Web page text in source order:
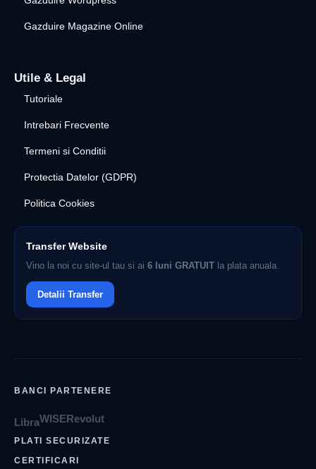
Gazduire Magazine Online
Utile & Legal
Tutoriale
Intrebari Frecvente
Termeni si Conditii
Protectia Datelor (GDPR)
Politica Cookies
Transfer Website
Vino la noi cu site-ul tau si ai 6 luni GRATUIT la plata anuala.
Detalii Transfer
BANCI PARTENERE
LibraWISERevolut
PLATI SECURIZATE
CERTIFICARI